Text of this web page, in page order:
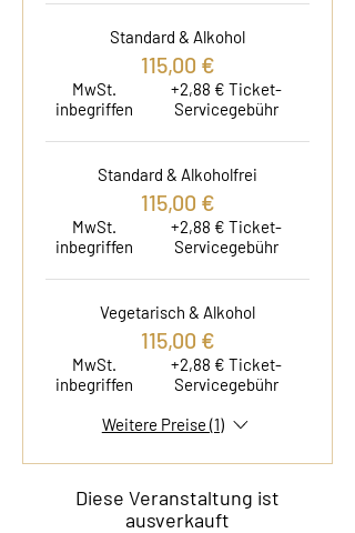
Standard & Alkohol
115,00 €
MwSt.
inbegriffen
+2,88 € Ticket-
Servicegebühr
Standard & Alkoholfrei
115,00 €
MwSt.
inbegriffen
+2,88 € Ticket-
Servicegebühr
Vegetarisch & Alkohol
115,00 €
MwSt.
inbegriffen
+2,88 € Ticket-
Servicegebühr
Weitere Preise (1)
Diese Veranstaltung ist
ausverkauft